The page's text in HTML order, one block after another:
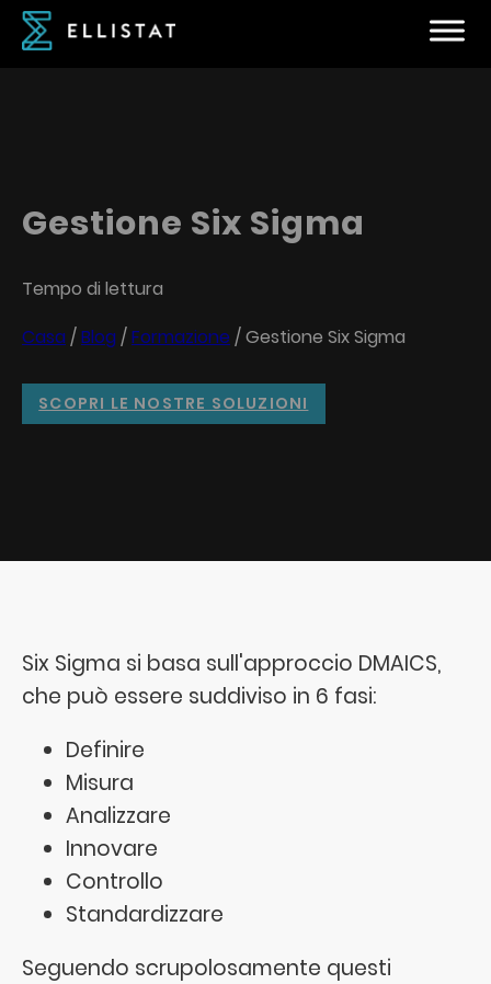
Gestione Six Sigma
Tempo di lettura
Casa /Blog /Formazione /Gestione Six Sigma
SCOPRI LE NOSTRE SOLUZIONI
Six Sigma si basa sull'approccio DMAICS,
che può essere suddiviso in 6 fasi:
Definire
Misura
Analizzare
Innovare
Controllo
Standardizzare
Seguendo scrupolosamente questi